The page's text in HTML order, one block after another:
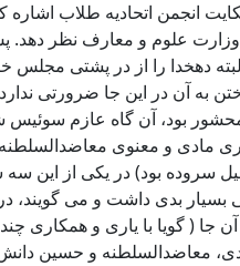
علوم و معارف نظر دهد.
دهخدا را از در پشتی مجلس
به آن در این جا ضرورتی
بود، آن گاه عازم سوئیس
مادی و معنوی
سروده بود) در یکی از
بسیار بدی داشت و می
( گویا با یاری و همکاری
معاضدالسلطنه و حسین